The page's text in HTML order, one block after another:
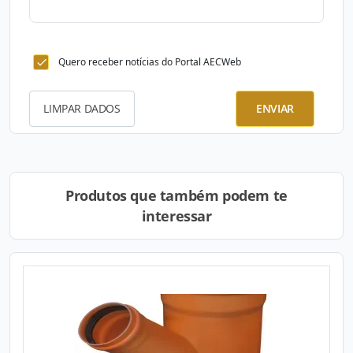
Quero receber notícias do Portal AECWeb
LIMPAR DADOS ENVIAR
Produtos que também podem te
interessar